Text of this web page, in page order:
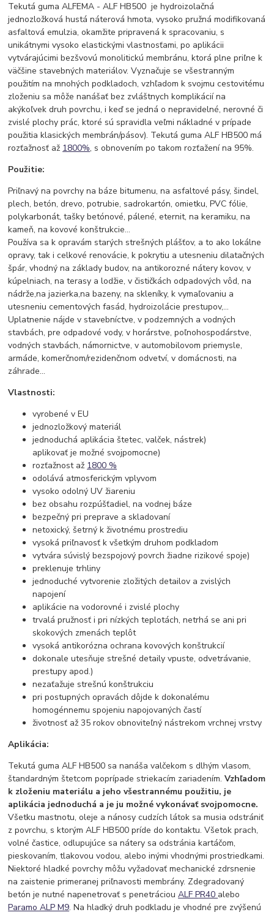
Tekutá guma ALFEMA - ALF HB500 je hydroizolačná
jednozložková hustá náterová hmota, vysoko pružná modifikovaná
asfaltová emulzia, okamžite pripravená k spracovaniu, s
unikátnymi vysoko elastickými vlastnosťami, po aplikácii
vytvárajúcimi bezšvovú monolitickú membránu, ktorá plne priľne k
väčšine stavebných materiálov. Vyznačuje se všestranným
použitím na mnohých podkladoch, vzhľadom k svojmu cestovitému
zloženiu sa môže nanášať bez zvláštnych komplikácií na
akýkoľvek druh povrchu, i keď se jedná o nepravidelné, nerovné či
zvislé plochy prác, ktoré sú spravidla veľmi nákladné v prípade
použitia klasických membrán/pásov). Tekutá guma ALF HB500 má
rozťažnosť až 1800%, s obnovením po takom rozťažení na 95%.
Použitie:
Priľnavý na povrchy na báze bitumenu, na asfaltové pásy, šindel,
plech, betón, drevo, potrubie, sadrokartón, omietku, PVC fólie,
polykarbonát, tašky betónové, pálené, eternit, na keramiku, na
kameň, na kovové konštrukcie...
Používa sa k opravám starých strešných plášťov, a to ako lokálne
opravy, tak i celkové renovácie, k pokrytiu a utesneniu dilatačných
špár, vhodný na základy budov, na antikorozné nátery kovov, v
kúpelniach, na terasy a lodžie, v čističkách odpadových vôd, na
nádrže,na jazierka,na bazeny, na skleníky, k vymaľovaniu a
utesneniu cementových fasád, hydroizolácie prestupov,...
Uplatnenie nájde v stavebníctve, v podzemných a vodných
stavbách, pre odpadové vody, v horárstve, poľnohospodárstve,
vodných stavbách, námornictve, v automobilovom priemysle,
armáde, komerčnom/rezidenčnom odvetví, v domácnosti, na
záhrade...
Vlastnosti:
vyrobené v EU
jednozložkový materiál
jednoduchá aplikácia štetec, valček, nástrek)
aplikovať je možné svojpomocne)
rozťažnost až 1800 %
odolává atmosferickým vplyvom
vysoko odolný UV žiareniu
bez obsahu rozpúšťadiel, na vodnej báze
bezpečný pri preprave a skladovaní
netoxický, šetrný k životnému prostrediu
vysoká priľnavosť k všetkým druhom podkladom
vytvára súvislý bezspojový povrch žiadne rizikové spoje)
preklenuje trhliny
jednoduché vytvorenie zložitých detailov a zvislých
napojení
aplikácie na vodorovné i zvislé plochy
trvalá pružnosť i pri nízkých teplotách, netrhá se ani pri
skokových zmenách teplôt
vysoká antikorózna ochrana kovových konštrukcií
dokonale utesňuje strešné detaily vpuste, odvetrávanie,
prestupy apod.)
nezaťažuje strešnú konštrukciu
pri postupných opravách dôjde k dokonalému
homogénnemu spojeniu napojovaných častí
životnosť až 35 rokov obnoviteľný nástrekom vrchnej vrstvy
Aplikácia:
Tekutá guma ALF HB500 sa nanáša valčekom s dlhým vlasom,
štandardným štetcom poprípade striekacím zariadením.Vzhľadom
k zloženiu materiálu a jehovšestrannému použitiu, je
aplikácia jednoduchá a je ju možné vykonávať svojpomocne.
Všetku mastnotu, oleje a nánosy cudzích látok sa musia odstrániť
z povrchu, s ktorým ALF HB500 príde do kontaktu. Všetok prach,
volné častice, odlupujúce sa nátery sa odstránia kartáčom,
pieskovaním, tlakovou vodou, alebo inými vhodnými prostriedkami.
Niektoré hladké povrchy môžu vyžadovať mechanické zdrsnenie
na zaistenie primeranej priľnavosti membrány. Zdegradovaný
betón je nutné napenetrovať s penetráciouALF PR40 alebo
Paramo ALP M9. Na hladký druh podkladu je vhodné pre zvýšenú